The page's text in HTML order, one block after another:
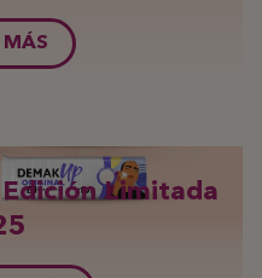
MÁS
Limitada